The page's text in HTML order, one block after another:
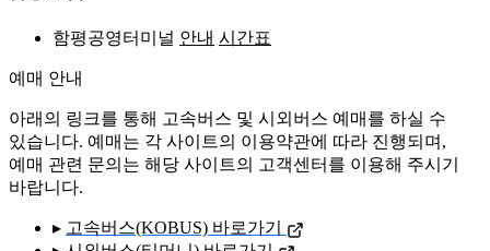
함평공영터미널 안내 시간표
예매 안내
아래의 링크를 통해 고속버스 및 시외버스 예매를 하실 수
있습니다. 예매는 각 사이트의 이용약관에 따라 진행되며,
예매 관련 문의는 해당 사이트의 고객센터를 이용해 주시기
바랍니다.
▸ 고속버스(KOBUS) 바로가기